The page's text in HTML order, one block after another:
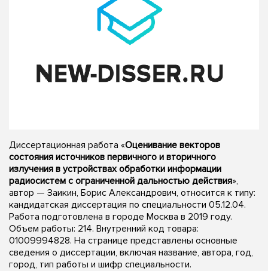
Диссертационная работа «Оценивание векторов
состояния источников первичного и вторичного
излучения в устройствах обработки информации
радиосистем с ограниченной дальностью действия»,
автор — Заикин, Борис Александрович, относится к типу:
кандидатская диссертация по специальности 05.12.04.
Работа подготовлена в городе Москва в 2019 году.
Объем работы: 214. Внутренний код товара:
01009994828. На странице представлены основные
сведения о диссертации, включая название, автора, год,
город, тип работы и шифр специальности.